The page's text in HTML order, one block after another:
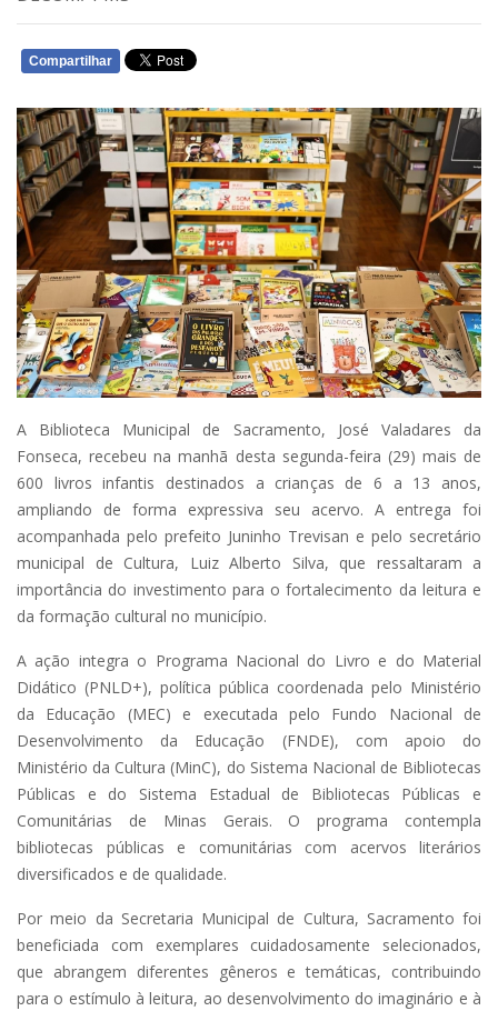
Compartilhar
A Biblioteca Municipal de Sacramento, José Valadares da
Fonseca, recebeu na manhã desta segunda-feira (29) mais de
600 livros infantis destinados a crianças de 6 a 13 anos,
ampliando de forma expressiva seu acervo. A entrega foi
acompanhada pelo prefeito Juninho Trevisan e pelo secretário
municipal de Cultura, Luiz Alberto Silva, que ressaltaram a
importância do investimento para o fortalecimento da leitura e
da formação cultural no município.
A ação integra o Programa Nacional do Livro e do Material
Didático (PNLD+), política pública coordenada pelo Ministério
da Educação (MEC) e executada pelo Fundo Nacional de
Desenvolvimento da Educação (FNDE), com apoio do
Ministério da Cultura (MinC), do Sistema Nacional de Bibliotecas
Públicas e do Sistema Estadual de Bibliotecas Públicas e
Comunitárias de Minas Gerais. O programa contempla
bibliotecas públicas e comunitárias com acervos literários
diversificados e de qualidade.
Por meio da Secretaria Municipal de Cultura, Sacramento foi
beneficiada com exemplares cuidadosamente selecionados,
que abrangem diferentes gêneros e temáticas, contribuindo
para o estímulo à leitura, ao desenvolvimento do imaginário e à